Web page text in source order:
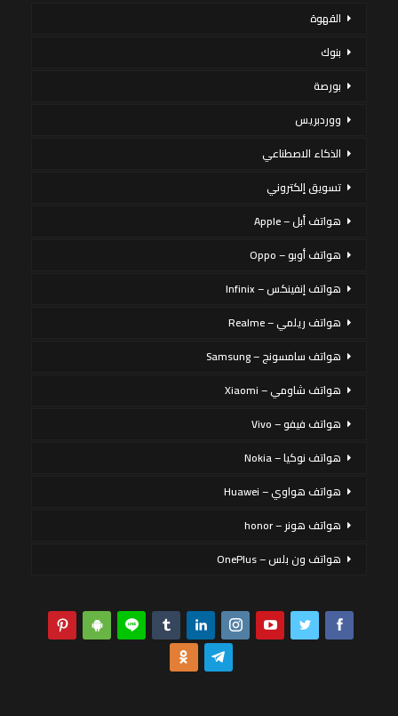
القهوة
بنوك
بورصة
ووردبريس
الذكاء الاصطناعي
تسويق إلكتروني
هواتف أبل – Apple
هواتف أوبو – Oppo
هواتف إنفينكس – Infinix
هواتف ريلمي – Realme
هواتف سامسونج – Samsung
هواتف شاومي – Xiaomi
هواتف فيفو – Vivo
هواتف نوكيا – Nokia
هواتف هواوي – Huawei
هواتف هونر – honor
هواتف ون بلس – OnePlus